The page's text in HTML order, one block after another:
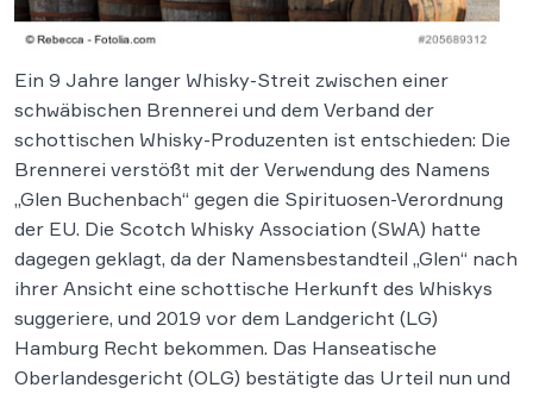
Ein 9 Jahre langer Whisky-Streit zwischen einer
schwäbischen Brennerei und dem Verband der
schottischen Whisky-Produzenten ist entschieden: Die
Brennerei verstößt mit der Verwendung des Namens
„Glen Buchenbach“ gegen die Spirituosen-Verordnung
der EU. Die Scotch Whisky Association (SWA) hatte
dagegen geklagt, da der Namensbestandteil „Glen“ nach
ihrer Ansicht eine schottische Herkunft des Whiskys
suggeriere, und 2019 vor dem Landgericht (LG)
Hamburg Recht bekommen. Das Hanseatische
Oberlandesgericht (OLG) bestätigte das Urteil nun und